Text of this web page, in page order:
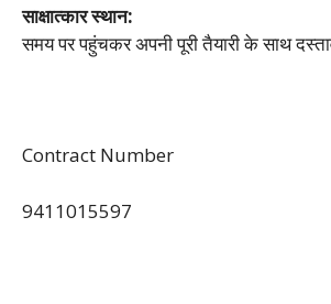
साक्षात्कार स्थान:
समय पर पहुंचकर अपनी पूरी तैयारी के साथ
Contract Number
9411015597